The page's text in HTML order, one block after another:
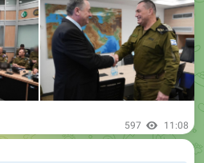
597 11:08